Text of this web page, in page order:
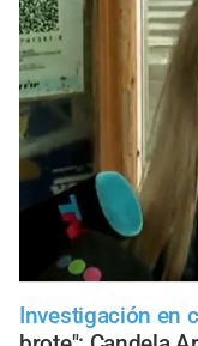
Investigación en